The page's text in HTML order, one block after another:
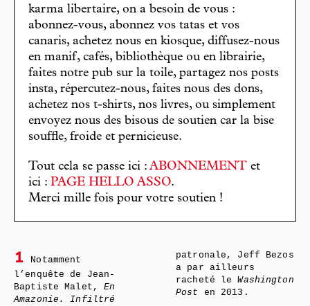
karma libertaire, on a besoin de vous :
abonnez-vous, abonnez vos tatas et vos
canaris, achetez nous en kiosque, diffusez-nous
en manif, cafés, bibliothèque ou en librairie,
faites notre pub sur la toile, partagez nos posts
insta, répercutez-nous, faites nous des dons,
achetez nos t-shirts, nos livres, ou simplement
envoyez nous des bisous de soutien car la bise
souffle, froide et pernicieuse.
Tout cela se passe ici : ABONNEMENT et
ici : PAGE HELLO ASSO.
Merci mille fois pour votre soutien !
1
Notamment
l’enquête de Jean-
Baptiste Malet,En
Amazonie. Infiltré
patronale, Jeff Bezos
a par ailleurs
racheté leWashington
Post
en 2013.